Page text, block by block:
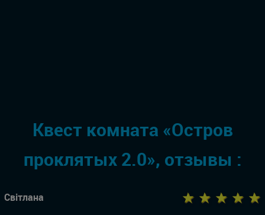
Квест комната «Остров
проклятых 2.0», отзывы :
Світлана ★ ★ ★ ★ ★